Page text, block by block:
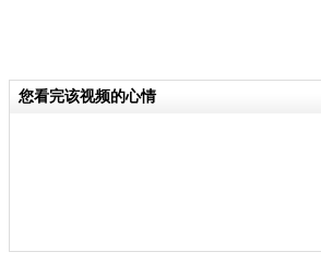
您看完该视频的心情